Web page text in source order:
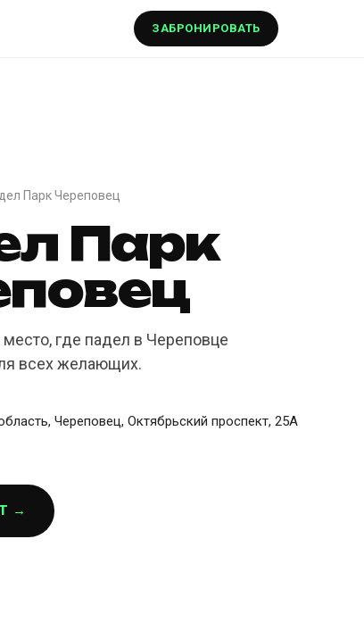
ЗАБРОНИРОВАТЬ
Парк Череповец
Парк
где падел в Череповце
всех желающих.
Череповец, Октябрьский проспект, 25А
→